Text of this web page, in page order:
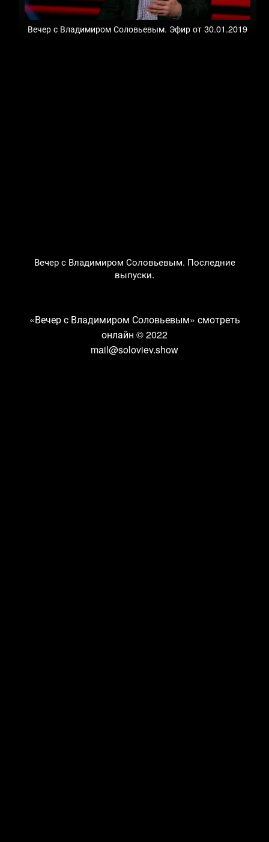
Вечер с Владимиром Соловьевым. Эфир от 30.01.2019
Вечер с Владимиром Соловьевым. Последние
выпуски.
«Вечер с Владимиром Соловьевым» смотреть
онлайн © 2022
mail@soloviev.show